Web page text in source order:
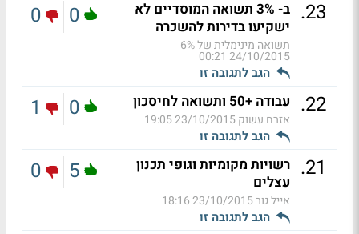
23
.
ב- 3% תשואה המוסדיים לא
ישקיעו בדירות להשכרה
תשואה מינימלית של 6%
24/10/2015 00:21
הגב לתגובה זו
0
0
22
. עבודה +50 ותשואה לחיסכון
אזרח עשוק23/10/2015 19:05
הגב לתגובה זו
0
1
21
. רשויות מקומיות וגופי תכנון
עצלים
אייל גור23/10/2015 18:16
הגב לתגובה זו
5
0